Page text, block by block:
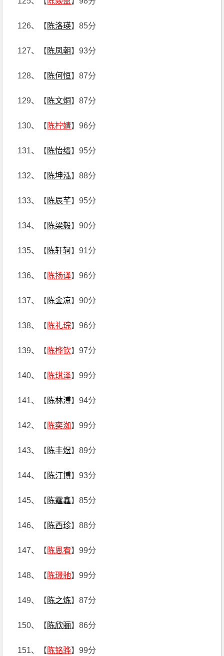
126、【 陈洛瑛】85分
127、【 陈凤朝】93分
128、【 陈何恒】87分
129、【 陈文烔 】87分
130、【 陈柠婧】96分
131、【 陈怡缙】95分
132、【 陈坤泓】88分
133、【 陈辰芊】95分
134、【 陈梁毅】90分
135、【 陈轩轲】91分
136、【 陈扬译】96分
137、【 陈金凉】90分
138、【 陈礼琮】96分
139、【 陈桦钦】97分
140、【 陈琪泽】99分
141、【 陈林溥】94分
142、【 陈奕洳】99分
143、【 陈丰煜】89分
144、【 陈汀博】93分
145、【 陈霆鑫】85分
146、【 陈西珍】88分
147、【 陈恩宥】99分
148、【 陈璟驰】99分
149、【 陈之炼】87分
150、【 陈欣骊】86分
151、【 陈铭骅】99分